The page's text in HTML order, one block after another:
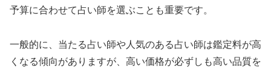
予算に合わせて占い師を選ぶことも重要です。
一般的に、当たる占い師や人気のある占い師は鑑定料が高
くなる傾向がありますが、高い価格が必ずしも高い品質を